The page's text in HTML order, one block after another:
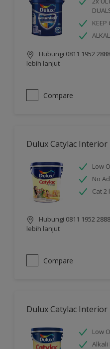
KEEP
Hubungi 0811 1952
lebih lanjut
Compare
Dulux Catylac Interior
Low
No
Cat 2
Hubungi 0811 1952
lebih lanjut
Compare
Dulux Catylac Interior
Low
Alkali